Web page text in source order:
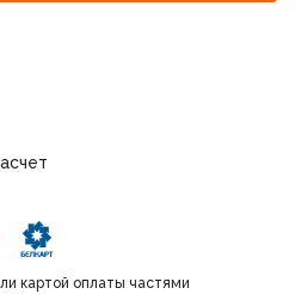
картой оплаты частями